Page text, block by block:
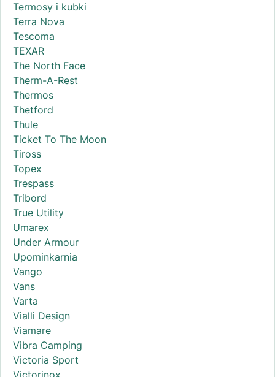
Termosy i kubki
Terra Nova
Tescoma
TEXAR
The North Face
Therm-A-Rest
Thermos
Thetford
Thule
Ticket To The Moon
Tiross
Topex
Trespass
Tribord
True Utility
Umarex
Under Armour
Upominkarnia
Vango
Vans
Varta
Vialli Design
Viamare
Vibra Camping
Victoria Sport